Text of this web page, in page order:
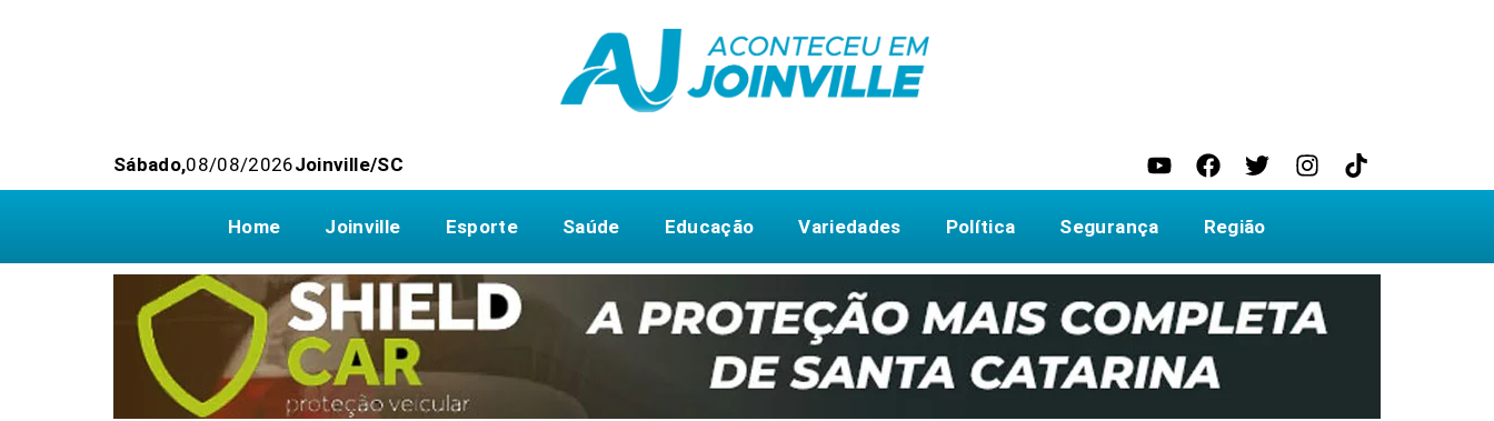
Sábado,08/08/2026Joinville/SC
Home Joinville Esporte Saúde Educação Variedades Política Segurança Região